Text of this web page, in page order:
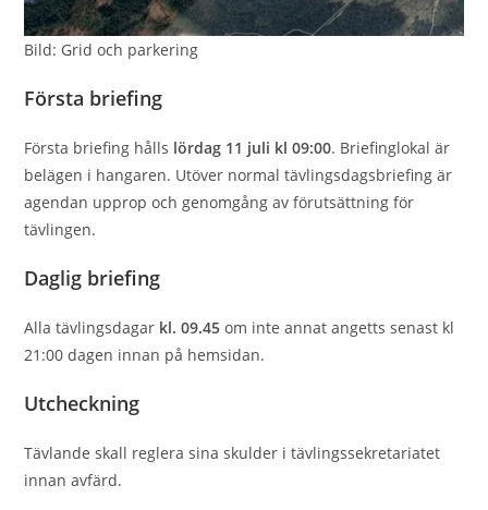
Bild: Grid och parkering
Första briefing
Första briefing hålls lördag 11 juli kl 09:00. Brieﬁnglokal är
belägen i hangaren. Utöver normal tävlingsdagsbrieﬁng är
agendan upprop och genomgång av förutsättning för
tävlingen.
Daglig brieﬁng
Alla tävlingsdagar kl. 09.45 om inte annat angetts senast kl
21:00 dagen innan på hemsidan.
Utcheckning
Tävlande skall reglera sina skulder i tävlingssekretariatet
innan avfärd.